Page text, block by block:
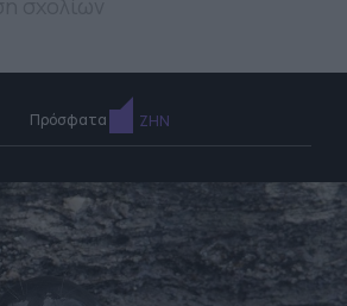
Πρόσφατα ΖΗΝ